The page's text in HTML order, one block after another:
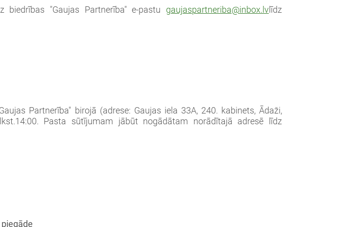
biedrības "Gaujas Partnerība" e-pastu gaujaspartneriba@inbox.lvlīdz
Partnerība" birojā (adrese: Gaujas iela 33A, 240. kabinets, Ādaži,
Pasta sūtījumam jābūt nogādātam norādītajā adresē līdz